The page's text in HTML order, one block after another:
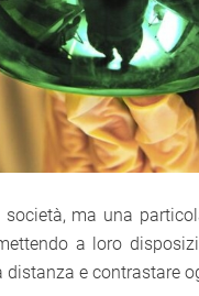
ma una
a loro
distanza e contrastare